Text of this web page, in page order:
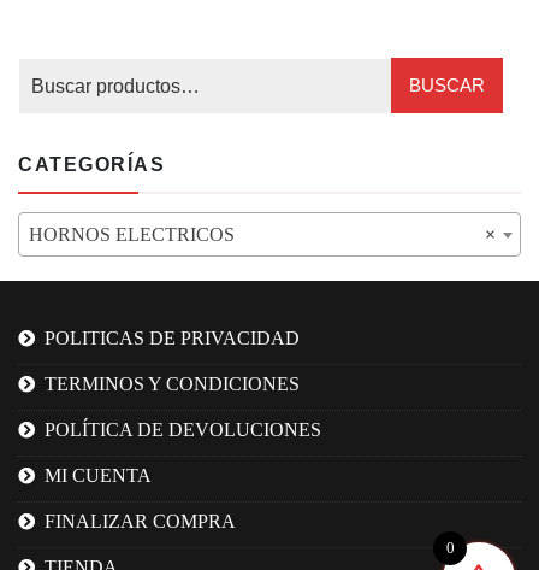
BUSCAR
CATEGORÍAS
×
HORNOS ELECTRICOS
POLITICAS DE PRIVACIDAD
TERMINOS Y CONDICIONES
POLÍTICA DE DEVOLUCIONES
MI CUENTA
FINALIZAR COMPRA
0